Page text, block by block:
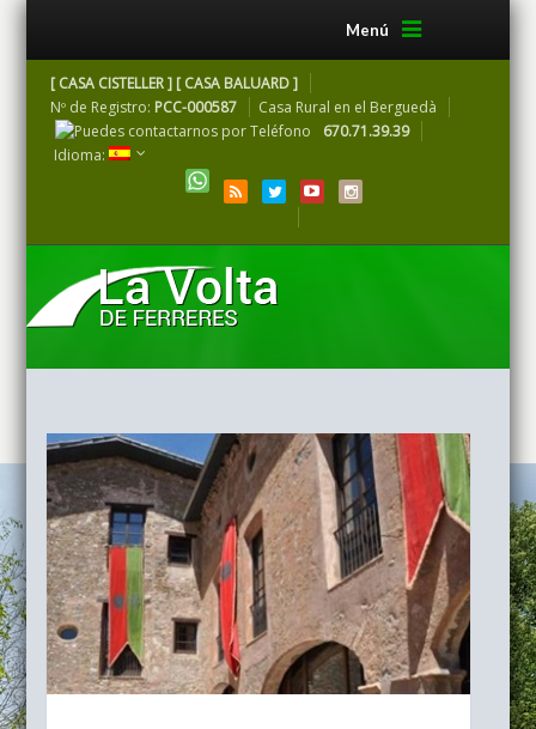
Menú
[ CASA CISTELLER ] [ CASA BALUARD ]
Nº de Registro: PCC-000587
Casa Rural en el Berguedà
670.71.39.39
Idioma: